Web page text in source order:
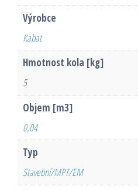
Výrobce
Kabat
Hmotnost kola [kg]
5
Objem [m3]
0,04
Typ
Stavební/MPT/EM